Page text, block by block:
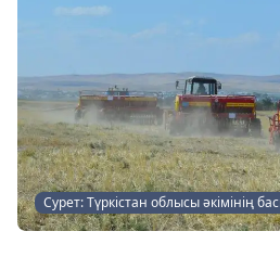
Сурет: Түркістан облысы әкімінің